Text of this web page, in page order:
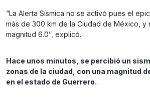
“La Alerta Sísmica no se activó pues el
más de 300 km de la Ciudad de México, y
magnitud 6.0”, explicó.
Hace unos minutos, se percibió un
zonas de la ciudad, con una magnitud
en el estado de Guerrero.